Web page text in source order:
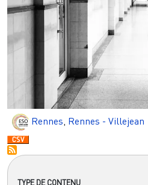
TYPE DE CONTENU
Rennes, Rennes - Villejean